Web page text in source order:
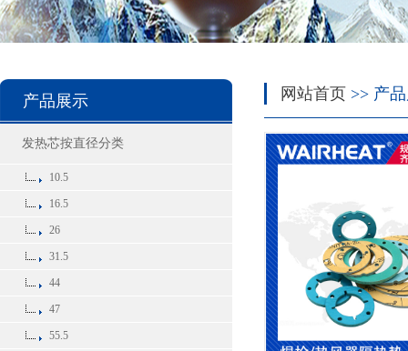
产品展示
发热芯按直径分类
10.5
16.5
26
31.5
44
47
55.5
网站首页 >> 产